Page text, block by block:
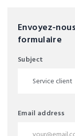
Envoyez-
formulaire
Subject
Email address